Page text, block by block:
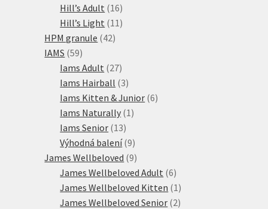
Hill’s Adult 1616
produktů
Hill’s Light 11 11
HPM granule 4242
IAMS 5959
produktů
Iams Adult 2727
produktů
Iams Hairball 33
produkty
Iams Kitten & Junior 66
Iams Naturally 1 1
Iams Senior 1313
produktů
Výhodná balení 99
produktů
James Wellbeloved 99
produktů
James Wellbeloved Adult 66
produktů
James Wellbeloved Kitten 1 1
produkt
James Wellbeloved Senior 22